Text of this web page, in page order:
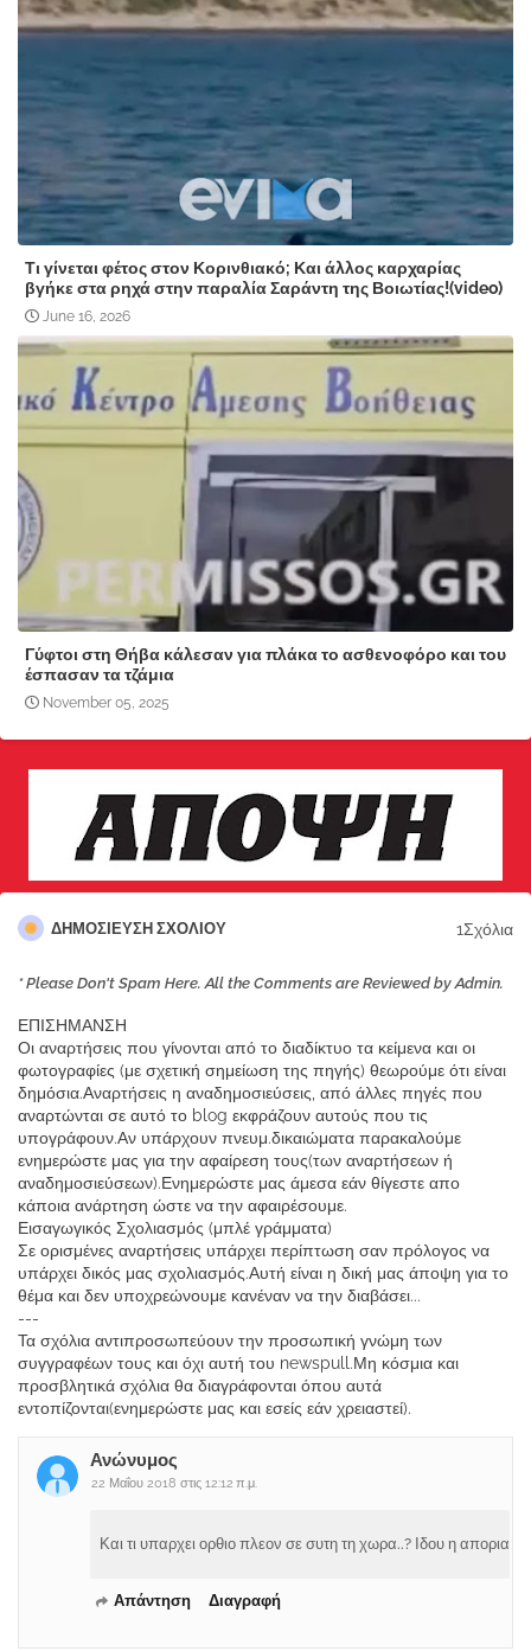
Τι γίνεται φέτος στον Κορινθιακό; Και άλλος καρχαρίας
βγήκε στα ρηχά στην παραλία Σαράντη της Βοιωτίας!(video)
June 16, 2026
Γύφτοι στη Θήβα κάλεσαν για πλάκα το ασθενοφόρο και του
έσπασαν τα τζάμια
November 05, 2025
ΔΗΜΟΣΊΕΥΣΗ ΣΧΟΛΊΟΥ 1Σχόλια
* Please Don't Spam Here. All the Comments are Reviewed by Admin.
ΕΠΙΣΗΜΑΝΣΗ
Οι αναρτήσεις που γίνονται από το διαδίκτυο τα κείμενα και οι
φωτογραφίες (με σχετική σημείωση της πηγής) θεωρούμε ότι είναι
δημόσια.Αναρτήσεις η αναδημοσιεύσεις, από άλλες πηγές που
αναρτώνται σε αυτό το blog εκφράζουν αυτούς που τις
υπογράφουν.Αν υπάρχουν πνευμ.δικαιώματα παρακαλούμε
ενημερώστε μας για την αφαίρεση τους(των αναρτήσεων ή
αναδημοσιεύσεων).Ενημερώστε μας άμεσα εάν θίγεστε απο
κάποια ανάρτηση ώστε να την αφαιρέσουμε.
Εισαγωγικός Σχολιασμός (μπλέ γράμματα)
Σε ορισμένες αναρτήσεις υπάρχει περίπτωση σαν πρόλογος να
υπάρχει δικός μας σχολιασμός.Αυτή είναι η δική μας άποψη για το
θέμα και δεν υποχρεώνουμε κανέναν να την διαβάσει...
---
Τα σχόλια αντιπροσωπεύουν την προσωπική γνώμη των
συγγραφέων τους και όχι αυτή του newspull.Μη κόσμια και
προσβλητικά σχόλια θα διαγράφονται όπου αυτά
εντοπίζονται(ενημερώστε μας και εσείς εάν χρειαστεί).
Ανώνυμος
22 Μαΐου 2018 στις 12:12 π.μ.
Και τι υπαρχει ορθιο πλεον σε συτη τη χωρα..? Ιδου η απορια
Απάντηση Διαγραφή